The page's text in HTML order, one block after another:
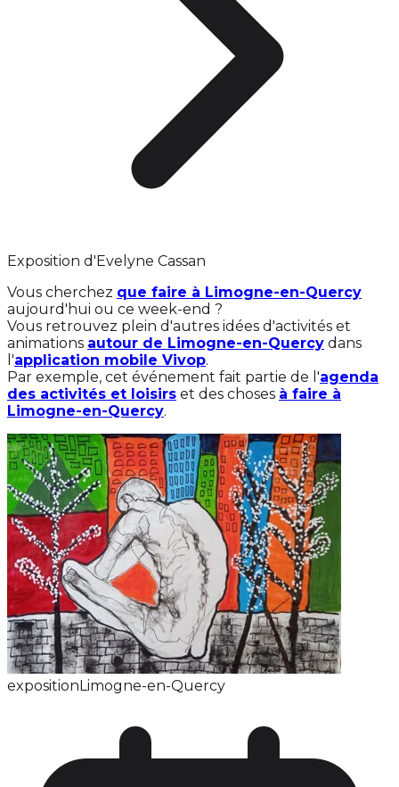
Exposition d'Evelyne Cassan
Vous cherchez que faire à Limogne-en-Quercy
aujourd'hui ou ce week-end ?
Vous retrouvez plein d'autres idées d'activités et
animations autour de Limogne-en-Quercy dans
l'application mobile Vivop.
Par exemple, cet événement fait partie de l'agenda
des activités et loisirs et des choses à faire à
Limogne-en-Quercy.
expositionLimogne-en-Quercy